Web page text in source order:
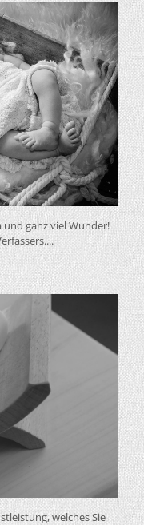
und ganz viel Wunder!
welches Sie